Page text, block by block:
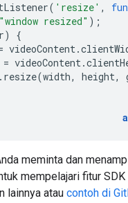
( 'resize' ,
"window resized" );
)
{
videoContent.
= videoContent.
. resize(width, height,
meminta dan
mempelajari fitur SDK
lainnya atau contoh di